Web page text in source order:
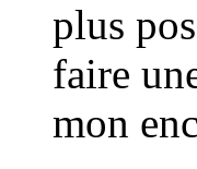
plus
faire
mon